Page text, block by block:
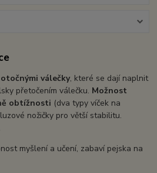
válečky, které se dají naplnit
přetočením válečku. Možnost
obtížnosti (dva typy víček na
nožičky pro větší stabilitu.
myšlení a učení, zabaví pejska na